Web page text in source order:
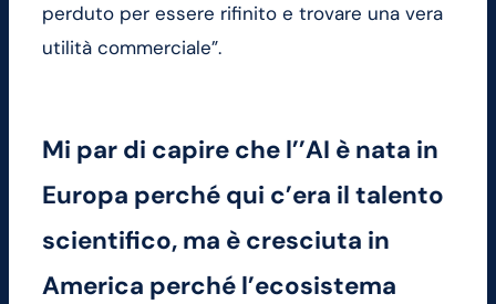
perduto per essere rifinito e trovare una vera
utilità commerciale”.
Mi par di capire che l’’AI è nata in
Europa perché qui c’era il talento
scientifico, ma è cresciuta in
America perché l’ecosistema